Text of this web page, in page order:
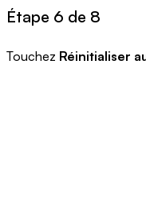
Étape 6 de 8
Touchez Réinitialiser